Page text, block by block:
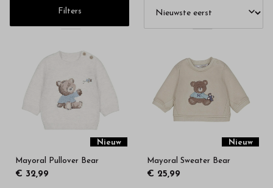
kwaliteit
onze
webshop
Filters
Nieuw
Mayoral Pullover Bear
€ 32,99
Nieuw
Mayoral Sweater Bear
€ 25,99